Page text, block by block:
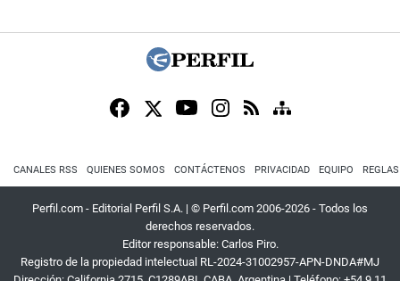
CANALES RSS QUIENES SOMOS CONTÁCTENOS PRIVACIDAD EQUIPO
Perfil.com - Editorial Perfil S.A. | © Perfil.com 2006-2026 - Todos los
derechos reservados.
Editor responsable: Carlos Piro.
Registro de la propiedad intelectual RL-2024-31002957-APN-DNDA#MJ